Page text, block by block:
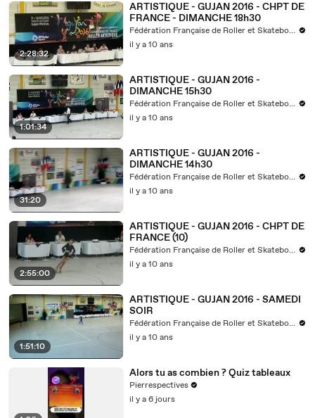
2:28:32
ARTISTIQUE - GUJAN 2016 - CHPT DE
FRANCE - DIMANCHE 18h30
Fédération Française de Roller et Skateboard
il y a 10 ans
1:01:34
ARTISTIQUE - GUJAN 2016 -
DIMANCHE 15h30
Fédération Française de Roller et Skateboard
il y a 10 ans
31:20
ARTISTIQUE - GUJAN 2016 -
DIMANCHE 14h30
Fédération Française de Roller et Skateboard
il y a 10 ans
2:55:00
ARTISTIQUE - GUJAN 2016 - CHPT DE
FRANCE (10)
Fédération Française de Roller et Skateboard
il y a 10 ans
1:51:10
ARTISTIQUE - GUJAN 2016 - SAMEDI
SOIR
Fédération Française de Roller et Skateboard
il y a 10 ans
Alors tu as combien ? Quiz tableaux
Pierrespectives
il y a 6 jours